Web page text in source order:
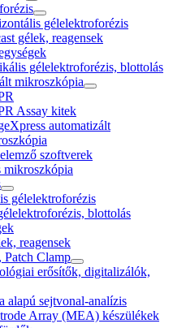
gélelektroforézis
gélek, reagensek
gélelektroforézis, blottolás
mikroszkópia
Assay kitek
automatizált
szoftverek
mikroszkópia
gélelektroforézis
blottolás
reagensek
Clamp
erősítők, digitalizálók,
alapú sejtvonal-analízis
Array (MEA) készülékek